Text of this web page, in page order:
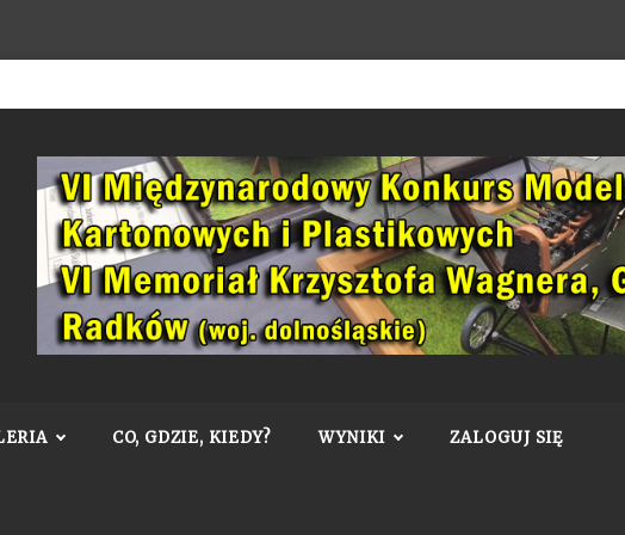
CO, GDZIE, KIEDY? WYNIKI ZALOGUJ SIĘ